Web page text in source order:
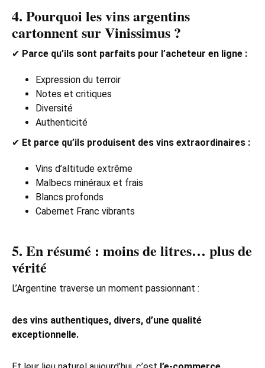
4. Pourquoi les vins argentins
cartonnent sur Vinissimus ?
✔ Parce qu’ils sont parfaits pour l’acheteur en ligne :
Expression du terroir
Notes et critiques
Diversité
Authenticité
✔ Et parce qu’ils produisent des vins extraordinaires :
Vins d’altitude extrême
Malbecs minéraux et frais
Blancs profonds
Cabernet Franc vibrants
5. En résumé : moins de litres… plus de
vérité
L’Argentine traverse un moment passionnant :
des vins authentiques, divers, d’une qualité
exceptionnelle.